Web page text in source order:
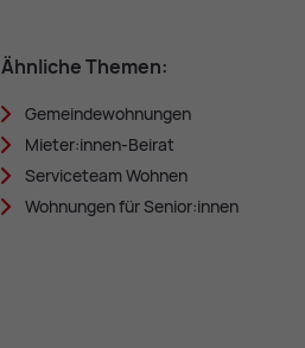
Ähn­li­che The­men:
Ge­mein­de­woh­nun­gen
Mie­ter:in­nen-Bei­rat
Ser­vice­team Woh­nen
Woh­nun­gen für Se­ni­or:in­nen